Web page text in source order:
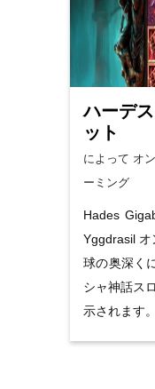
ハーデ
ット
によって オ
ーミング
Hades
Yggdrasil
球の奥深く
シャ神話ス
示されます